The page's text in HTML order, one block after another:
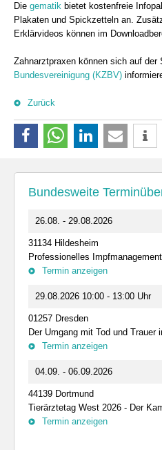
Die gematik bietet kostenfreie
Plakaten und Spickzetteln an.
Erklärvideos können im
Zahnarztpraxen können sich auf der
Bundesvereinigung (KZBV)
Zurück
Bundesweite
26.08. - 29.08.2026
31134 Hildesheim
Professionelles
Termin anzeigen
29.08.2026 10:00 - 13:00 Uhr
01257 Dresden
Der Umgang mit Tod und Trauer
Termin anzeigen
04.09. - 06.09.2026
44139 Dortmund
Tierärztetag West 2026 - Der
Termin anzeigen